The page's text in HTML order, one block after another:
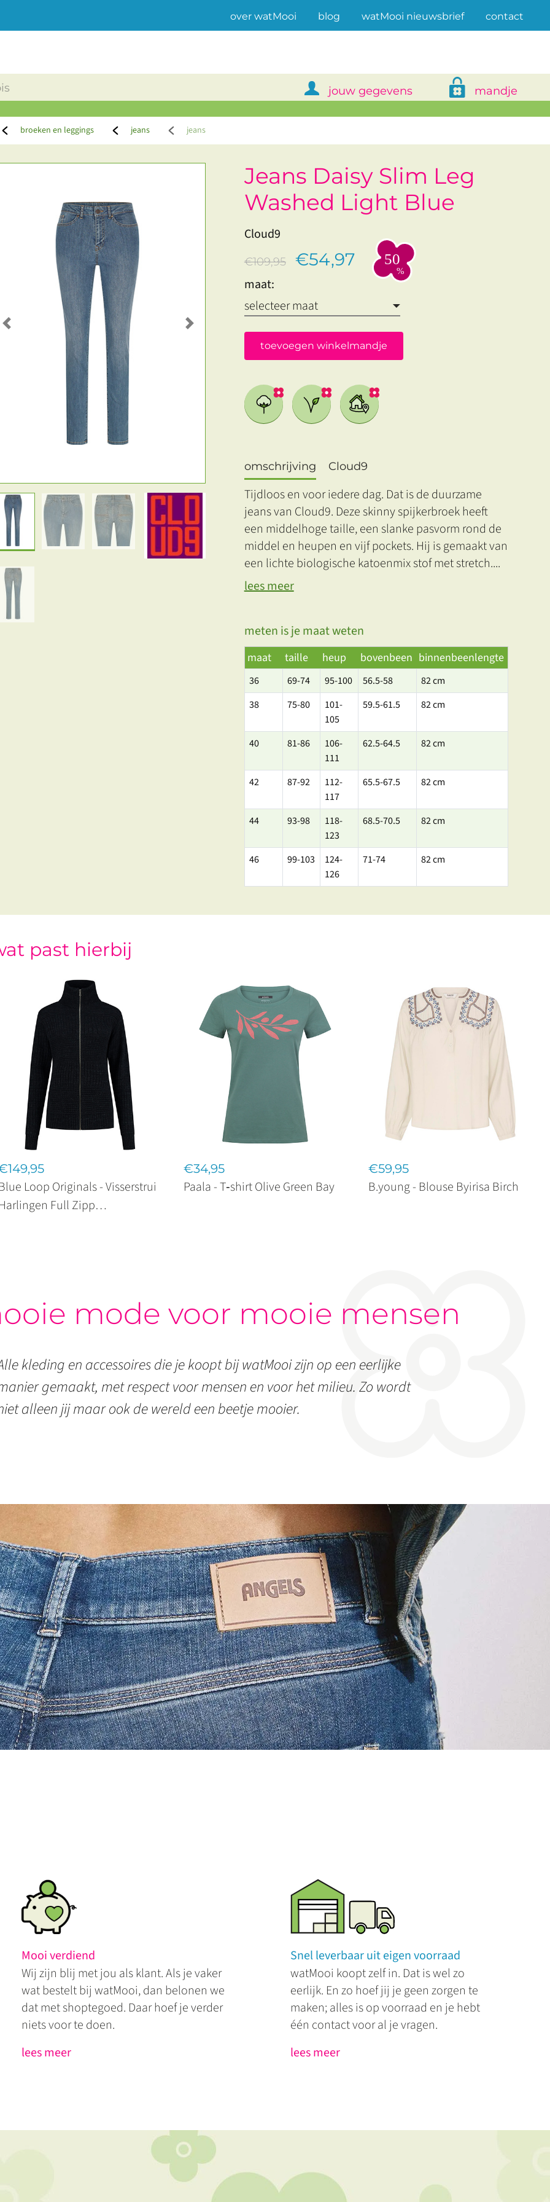
over watMooi(current)
blog watMooi nieuwsbrief contact
jouw gegevens mandje
broeken en leggings jeans jeans
Previous Next
Jeans Daisy Slim Leg
Washed Light Blue
Cloud9
€109,95 €54,97
maat:
toevoegen winkelmandje
omschrijving Cloud9
Tijdloos en voor iedere dag. Dat is de duurzame
jeans van Cloud9. Deze skinny spijkerbroek heeft
een middelhoge taille, een slanke pasvorm rond de
middel en heupen en vijf pockets. Hij is gemaakt van
een lichte biologische katoenmix stof met stretch....
lees meer
meten is je maat weten
maat taille heup bovenbeen binnenbeenlengte
36 69-74 95-100 56.5-58
82 cm
38
75-80
101-
105
59.5-61.5 82 cm
40 81-86
106-
111
62.5-64.5 82 cm
42 87-92
112-
117
65.5-67.5 82 cm
44 93-98
118-
123
68.5-70.5 82 cm
46 99-103
124-
126
71-74 82 cm
past hierbij
Loop Originals - Visserstrui
Full Zipp
€34,95
Paala - T‑shirt Olive Green Bay
€59,95
B.young - Blouse Byirisa Birch
mode voor mooie mensen
kleding en accessoires die je koopt bij watMooi zijn op een eerlijke
gemaakt, met respect voor mensen en voor het milieu. Zo wordt
alleen jij maar ook de wereld een beetje mooier.
Mooi verdiend
Wij zijn blij met jou als klant. Als je vaker
wat bestelt bij watMooi, dan belonen we
dat met shoptegoed. Daar hoef je verder
niets voor te doen.
lees meer
Snel leverbaar uit eigen voorraad
watMooi koopt zelf in. Dat is wel zo
eerlijk. En zo hoef jij je geen zorgen te
maken; alles is op voorraad en je hebt
één contact voor al je vragen.
lees meer